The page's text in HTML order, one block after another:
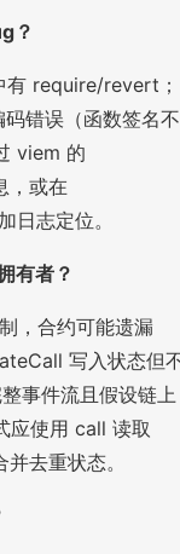
？
有 require/revert；
错误（函数签名不
viem 的
，或在
志定位。
有者？
，合约可能遗漏
写入状态但
事件流且假设链上
应使用 call 读取
去重状态。